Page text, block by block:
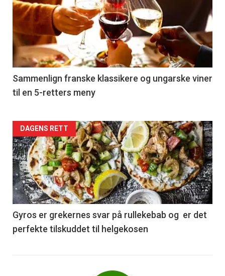
akkurat
nå
-
5
Sammenlign franske klassikere og ungarske viner
til en 5-retters meny
Forsiden
akkurat
nå
-
6
DAGENS RETT
Gyros er grekernes svar på rullekebab og er det
perfekte tilskuddet til helgekosen